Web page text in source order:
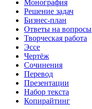
Монография
Решение задач
Бизнес-план
Ответы на вопросы
Творческая работа
Эссе
Чертёж
Сочинения
Перевод
Презентации
Набор текста
Копирайтинг